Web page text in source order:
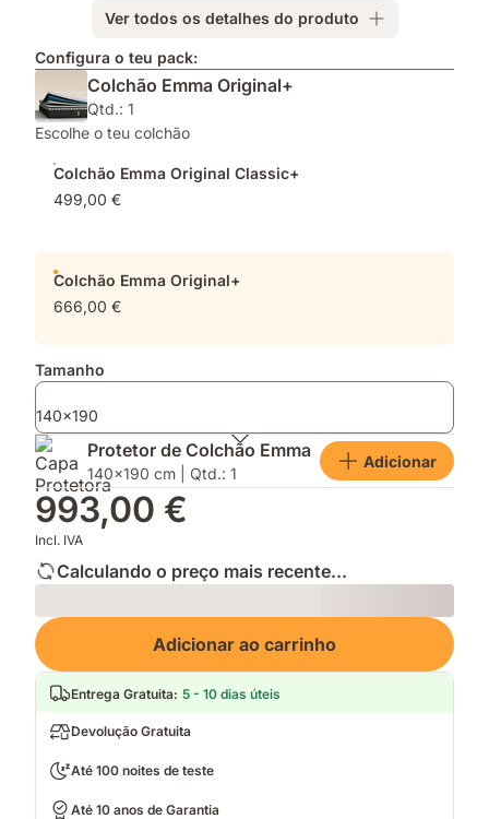
Ver todos os detalhes do produto
Configura o teu pack:
Colchão Emma Original+
Qtd.: 1
Escolhe o teu colchão
Colchão Emma Original Classic+
499,00 €
Colchão Emma Original+
666,00 €
Tamanho
140x190
Protetor de Colchão Emma
140x190 cm | Qtd.: 1
Adicionar
993,00 €
Incl. IVA
Calculando o preço mais recente...
Loading
Adicionar ao carrinho
Entrega Gratuita: 5 - 10 dias úteis
Devolução Gratuita
Até 100 noites de teste
Até 10 anos de Garantia